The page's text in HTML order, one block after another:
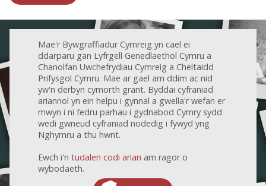
Mae'r Bywgraffiadur Cymreig yn cael ei
ddarparu gan Lyfrgell Genedlaethol Cymru a
Chanolfan Uwchefrydiau Cymreig a Cheltaidd
Prifysgol Cymru. Mae ar gael am ddim ac nid
yw'n derbyn cymorth grant. Byddai cyfraniad
ariannol yn ein helpu i gynnal a gwella'r wefan er
mwyn i ni fedru parhau i gydnabod Cymry sydd
wedi gwneud cyfraniad nodedig i fywyd yng
Nghymru a thu hwnt.
Ewch i'n tudalen codi arian am ragor o
wybodaeth.